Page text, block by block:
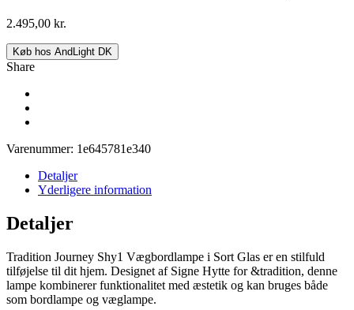
2.495,00 kr.
Køb hos AndLight DK
Share
Varenummer: 1e645781e340
Detaljer
Yderligere information
Detaljer
Tradition Journey Shy1 Vægbordlampe i Sort Glas er en stilfuld
tilføjelse til dit hjem. Designet af Signe Hytte for &tradition, denne
lampe kombinerer funktionalitet med æstetik og kan bruges både
som bordlampe og væglampe.